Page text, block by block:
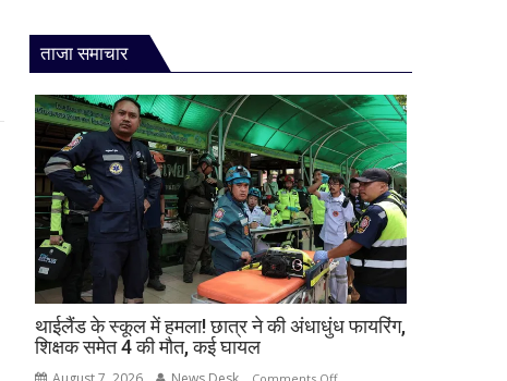
ताजा समाचार
थाईलैंड के स्कूल में हमला! छात्र ने की अंधाधुंध फायरिंग,
शिक्षक समेत 4 की मौत, कई घायल
on